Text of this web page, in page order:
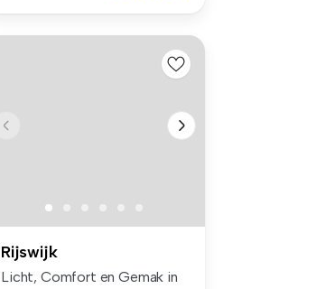
Rijswijk
Licht, Comfort en Gemak in